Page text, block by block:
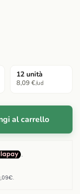
12 unità
8,09 €/ud
al carrello